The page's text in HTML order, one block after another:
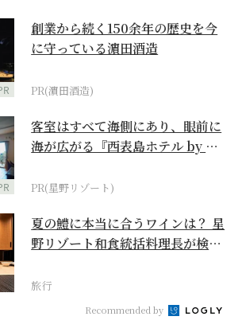
創業から続く150余年の歴史を今
に守っている濵田酒造
PR(濵田酒造)
客室はすべて海側にあり、眼前に
海が広がる『西表島ホテル by 星
PR(星野リゾート)
夏の鱧に本当に合うワインは？ 星
野リゾート和食統括料理長が検証
旅行
Recommended by